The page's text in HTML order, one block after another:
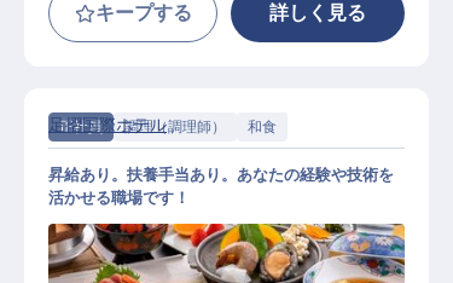
キープする 詳しく見る
正社員 調理（調理師） 和食
足摺国際ホテル
昇給あり。扶養手当あり。あなたの経験や技術を
活かせる職場です！